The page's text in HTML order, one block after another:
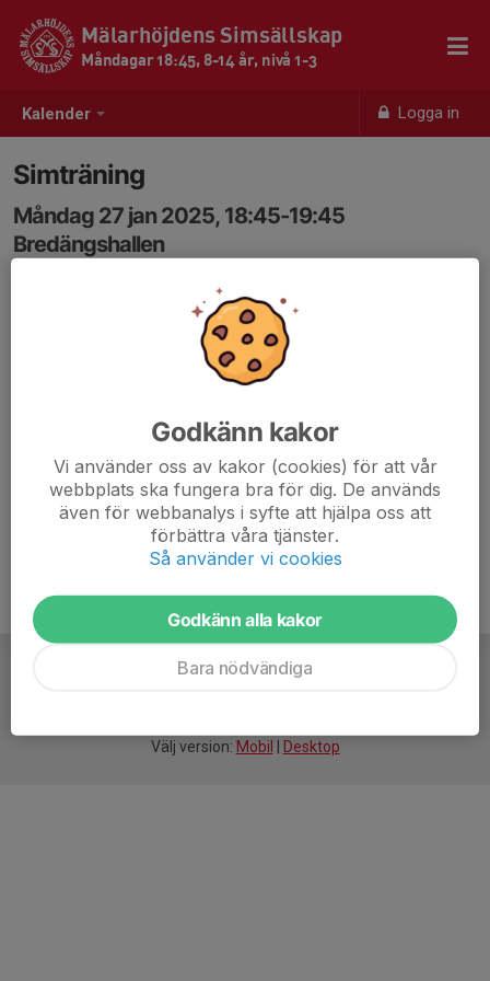
Kalender Logga in
Mälarhöjdens Simsällskap
Måndagar 18:45, 8-14 år, nivå 1-3
Simträning
Måndag 27 jan 2025, 18:45-19:45
Bredängshallen
Välj version: Mobil Desktop
Godkänn kakor
Vi använder oss av kakor (cookies) för att vår
webbplats ska fungera bra för dig. De används
även för webbanalys i syfte att hjälpa oss att
förbättra våra tjänster.
Så använder vi cookies
Godkänn alla kakor
Bara nödvändiga